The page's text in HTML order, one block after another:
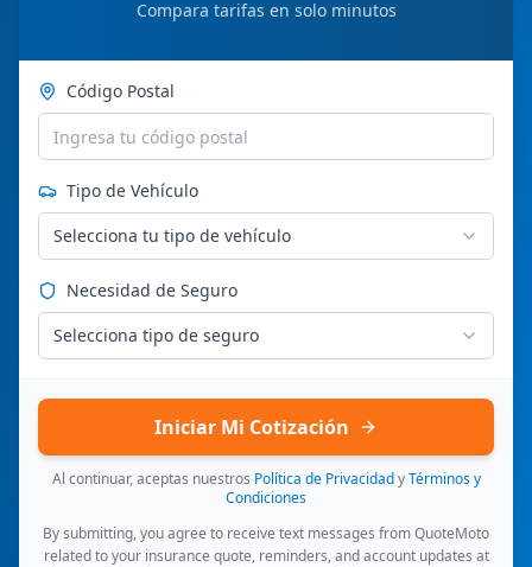
Compara tarifas en solo minutos
Código Postal
Tipo de Vehículo
Selecciona tu tipo de vehículo
Necesidad de Seguro
Selecciona tipo de seguro
Iniciar Mi Cotización
Al continuar, aceptas nuestros Política de Privacidad y Términos y
Condiciones
By submitting, you agree to receive text messages from QuoteMoto
related to your insurance quote, reminders, and account updates at